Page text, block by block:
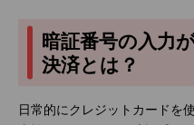
暗証番号の入力
決済とは？
日常的にクレジットカードを